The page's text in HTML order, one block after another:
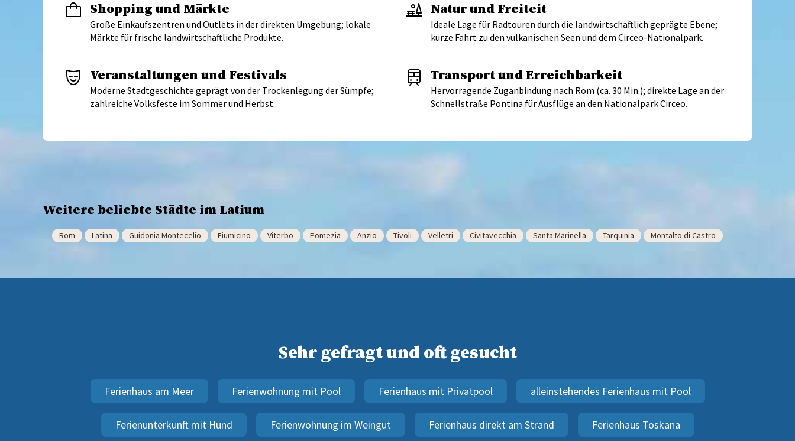
Shopping und Märkte
Große Einkaufszentren und Outlets in der direkten Umgebung; lokale
Märkte für frische landwirtschaftliche Produkte.
Natur und Freiteit
Ideale Lage für Radtouren durch die landwirtschaftlich geprägte Ebene;
kurze Fahrt zu den vulkanischen Seen und dem Circeo-Nationalpark.
Veranstaltungen und Festivals
Moderne Stadtgeschichte geprägt von der Trockenlegung der Sümpfe;
zahlreiche Volksfeste im Sommer und Herbst.
Transport und Erreichbarkeit
Hervorragende Zuganbindung nach Rom (ca. 30 Min.); direkte Lage an der
Schnellstraße Pontina für Ausflüge an den Nationalpark Circeo.
Weitere beliebte Städte im Latium
Rom Latina Guidonia Montecelio Fiumicino Viterbo Pomezia Anzio Tivoli Velletri Civitavecchia Santa Marinella Tarquinia Montalto di Castro
Sehr gefragt und oft gesucht
Ferienhaus am Meer Ferienwohnung mit Pool Ferienhaus mit Privatpool alleinstehendes Ferienhaus mit Pool
Ferienunterkunft mit Hund Ferienwohnung im Weingut Ferienhaus direkt am Strand Ferienhaus Toskana